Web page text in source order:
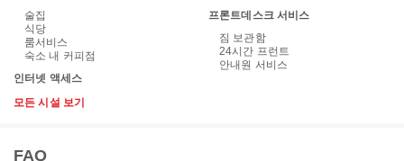
술집
식당
룸서비스
숙소 내 커피점
인터넷 액세스
프론트데스크 서비스
짐 보관함
24시간 프런트
안내원 서비스
모든 시설 보기
FAQ